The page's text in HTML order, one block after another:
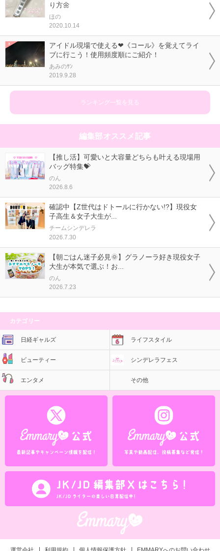
り方🌼
ほの
2020.10.14
アイドル現場で使える❤《コール》を覚えてライ
ブに行こう！使用頻度順にご紹介！
あみのｻﾝ
2019.9.28
ランキング一覧を見る
編集部オススメ記事
【推し活】可愛いと大容量どちらも叶える現場用
バッグ特集💝
のん
2026.8.6
確認中【Z世代はドトールに行かない!?】現役女
子高生＆女子大生が...
チームシンデレラ
2026.7.30
【朝ごはん迷子必見🌞】グラノーラ好き現役女子
大生が本気で選ぶ！お...
のん
2026.7.23
カテゴリー
日経ギャルズ ライフスタイル
ビューティー シンデレラフェス
エンタメ その他